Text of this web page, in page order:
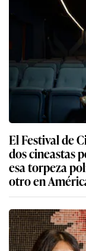
El Festival de
dos cineastas
esa torpeza
otro en